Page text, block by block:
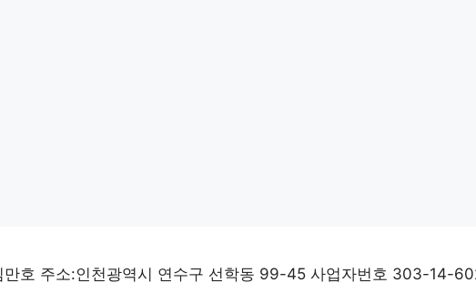
만호 주소:인천광역시 연수구 선학동 99-45 사업자번호 303-14-